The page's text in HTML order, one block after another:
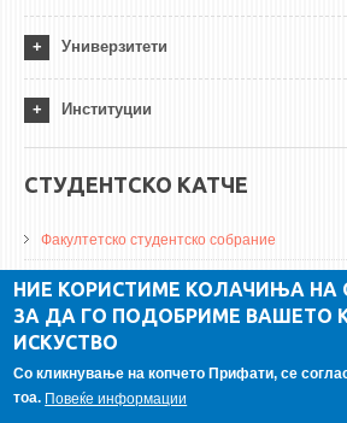
Универзитети
Институции
СТУДЕНТСКО КАТЧЕ
Факултетско студентско собрание
ДА Винчи магазин
Алумни асоцијација
НИЕ КОРИСТИМЕ КОЛАЧИЊА НА
ЗА ДА ГО ПОДОБРИМЕ ВАШЕТО
ИСКУСТВО
Со кликнување на копчето Прифати, се
тоа. Повеќе информации